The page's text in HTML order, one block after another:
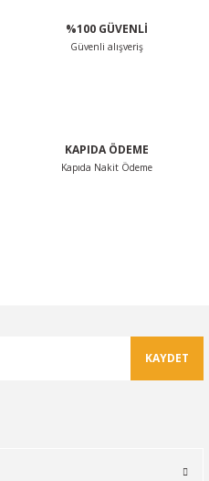
%100 GÜVENLİ
Güvenli alışveriş
KAPIDA ÖDEME
Kapıda Nakit Ödeme
KAYDET